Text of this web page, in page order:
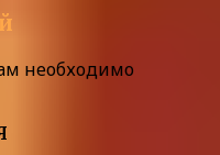
необходимо